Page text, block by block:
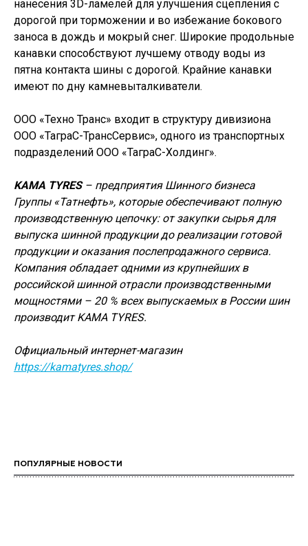
нанесения 3D-ламелей для улучшения сцепления с
дорогой при торможении и во избежание бокового
заноса в дождь и мокрый снег. Широкие продольные
канавки способствуют лучшему отводу воды из
пятна контакта шины с дорогой. Крайние канавки
имеют по дну камневыталкиватели.
ООО «Техно Транс» входит в структуру дивизиона
ООО «ТаграС-ТрансСервис», одного из транспортных
подразделений ООО «ТаграС-Холдинг».
KAMA TYRES– предприятия Шинного бизнеса
Группы «Татнефть», которые обеспечивают полную
производственную цепочку: от закупки сырья для
выпуска шинной продукции до реализации готовой
продукции и оказания послепродажного сервиса.
Компания обладает одними из крупнейших в
российской шинной отрасли производственными
мощностями – 20 % всех выпускаемых в России шин
производит KAMA TYRES.
Официальный интернет-магазин
https://kamatyres.shop/
ПОПУЛЯРНЫЕ НОВОСТИ